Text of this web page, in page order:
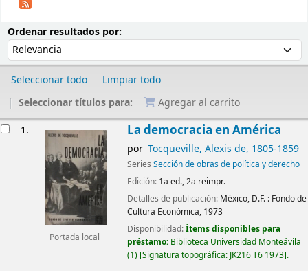
Ordenar resultados por:
Seleccionar todo
Limpiar todo
Seleccionar títulos para:
Agregar al carrito
1.
Portada local
La democracia en América
por Tocqueville, Alexis de, 1805-1859
Series Sección de obras de política y derecho
Edición: 1a ed., 2a reimpr.
Detalles de publicación: México, D.F. : Fondo de
Cultura Económica, 1973
Disponibilidad:Ítems disponibles para
préstamo: Biblioteca Universidad Monteávila
(1) Signatura topográfica: JK216 T6 1973 .